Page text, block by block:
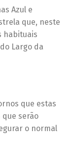
Azul e
que, neste
habituais
Largo da
que estas
serão
o normal